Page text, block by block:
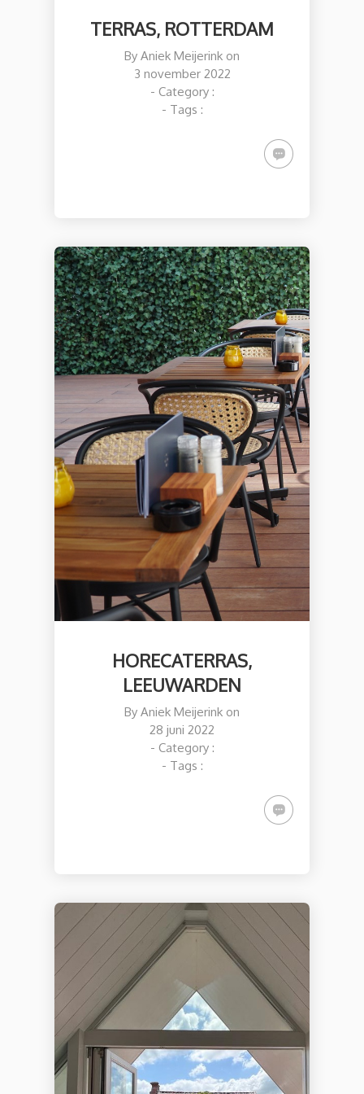
TERRAS, ROTTERDAM
By Aniek Meijerink on
3 november 2022
- Category :
- Tags :
HORECATERRAS,
LEEUWARDEN
By Aniek Meijerink on
28 juni 2022
- Category :
- Tags :